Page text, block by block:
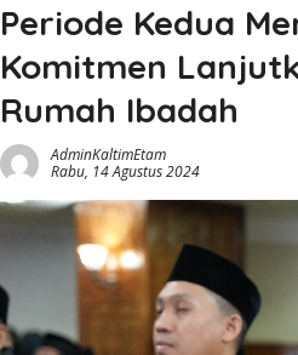
Periode Kedua
Komitmen
Rumah Ibadah
AdminKaltimEtam
Rabu, 14 Agustus 2024